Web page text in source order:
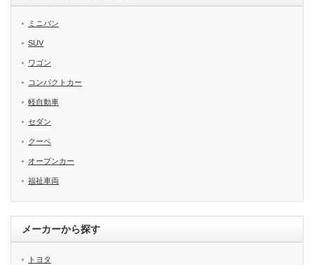
ミニバン
SUV
ワゴン
コンパクトカー
軽自動車
セダン
クーペ
オープンカー
福祉車両
メーカーから探す
トヨタ